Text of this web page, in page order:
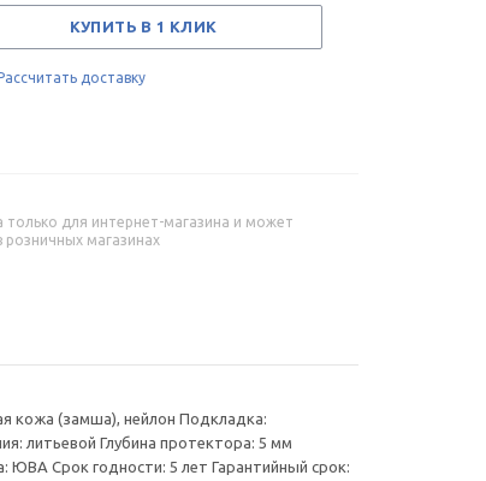
КУПИТЬ В 1 КЛИК
доставку
только для интернет-магазина и может
розничных магазинах
кожа (замша), нейлон Подкладка:
литьевой Глубина протектора: 5 мм
ЮВА Срок годности: 5 лет Гарантийный срок: